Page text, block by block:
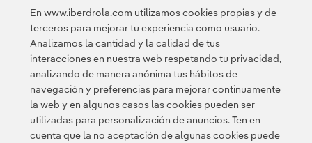
Newsletter
Enlace externo, se abre en ventana nueva.
Esta página está protegida por reCAPTCHA y se aplican la
Política de privacidad y los Términos de servicio
Contacta Clientes Política de Privacidad Información legal
En www.iberdrola.com utilizamos cookies propias y de
terceros para mejorar tu experiencia como usuario.
Analizamos la cantidad y la calidad de tus
interacciones en nuestra web respetando tu privacidad,
analizando de manera anónima tus hábitos de
navegación y preferencias para mejorar continuamente
la web y en algunos casos las cookies pueden ser
utilizadas para personalización de anuncios. Ten en
cuenta que la no aceptación de algunas cookies puede